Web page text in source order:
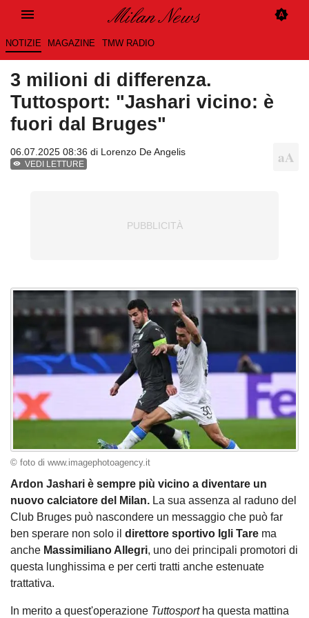
NOTIZIE MAGAZINE TMW RADIO
3 milioni di differenza.
Tuttosport: "Jashari vicino: è
fuori dal Bruges"
06.07.2025 08:36 di Lorenzo De Angelis
VEDI LETTURE
© foto di www.imagephotoagency.it
Ardon Jashari è sempre più vicino a diventare un
nuovo calciatore del Milan. La sua assenza al raduno del
Club Bruges può nascondere un messaggio che può far
ben sperare non solo il direttore sportivo Igli Tare ma
anche Massimiliano Allegri, uno dei principali promotori di
questa lunghissima e per certi tratti anche estenuate
trattativa.
In merito a quest'operazione Tuttosportha questa mattina